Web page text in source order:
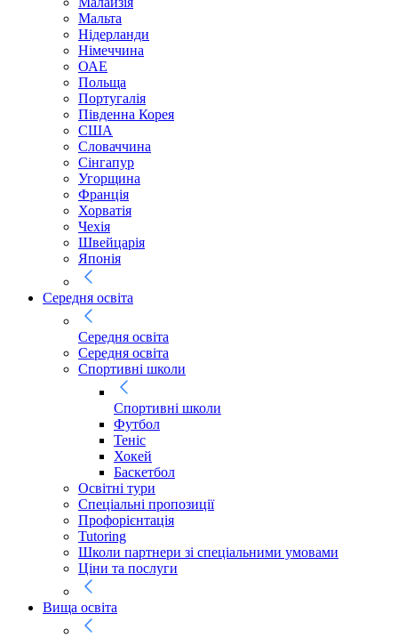
Мальта
Нідерланди
Німеччина
ОАЕ
Польща
Португалія
Південна Корея
США
Словаччина
Сінгапур
Угорщина
Франція
Хорватія
Чехія
Швейцарія
Японія
Середня освіта
Середня освіта
Середня освіта
Спортивні школи
Спортивні школи
Футбол
Теніс
Хокей
Баскетбол
Освітні тури
Спеціальні пропозиції
Профорієнтація
Tutoring
Школи партнери зі спеціальними умовами
Ціни та послуги
Вища освіта